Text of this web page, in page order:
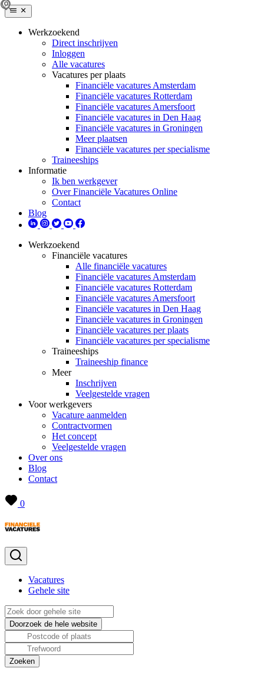
Werkzoekend
Direct inschrijven
Inloggen
Alle vacatures
Vacatures per plaats
Financiële vacatures Amsterdam
Financiële vacatures Rotterdam
Financiële vacatures Amersfoort
Financiële vacatures in Den Haag
Financiële vacatures in Groningen
Meer plaatsen
Financiële vacatures per specialisme
Traineeships
Informatie
Ik ben werkgever
Over Financiële Vacatures Online
Contact
Blog
Werkzoekend
Financiële vacatures
Alle financiële vacatures
Financiële vacatures Amsterdam
Financiële vacatures Rotterdam
Financiële vacatures Amersfoort
Financiële vacatures in Den Haag
Financiële vacatures in Groningen
Financiële vacatures per plaats
Financiële vacatures per specialisme
Traineeships
Traineeship finance
Meer
Inschrijven
Veelgestelde vragen
Voor werkgevers
Vacature aanmelden
Contractvormen
Het concept
Veelgestelde vragen
Over ons
Blog
Contact
0
Vacatures
Gehele site